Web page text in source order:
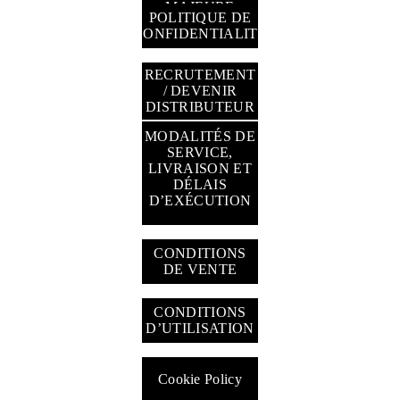
GESTION DES
TÉMOINS
CONDITIONS
D’UTILISATION
CONDITIONS
DE VENTE
MODALITÉS DE
SERVICE,
LIVRAISON ET
DÉLAIS
D’EXÉCUTION
MAJEURE
POLITIQUE DE
CONFIDENTIALITÉ
RECRUTEMENT
/ DEVENIR
DISTRIBUTEUR
Cookie Policy